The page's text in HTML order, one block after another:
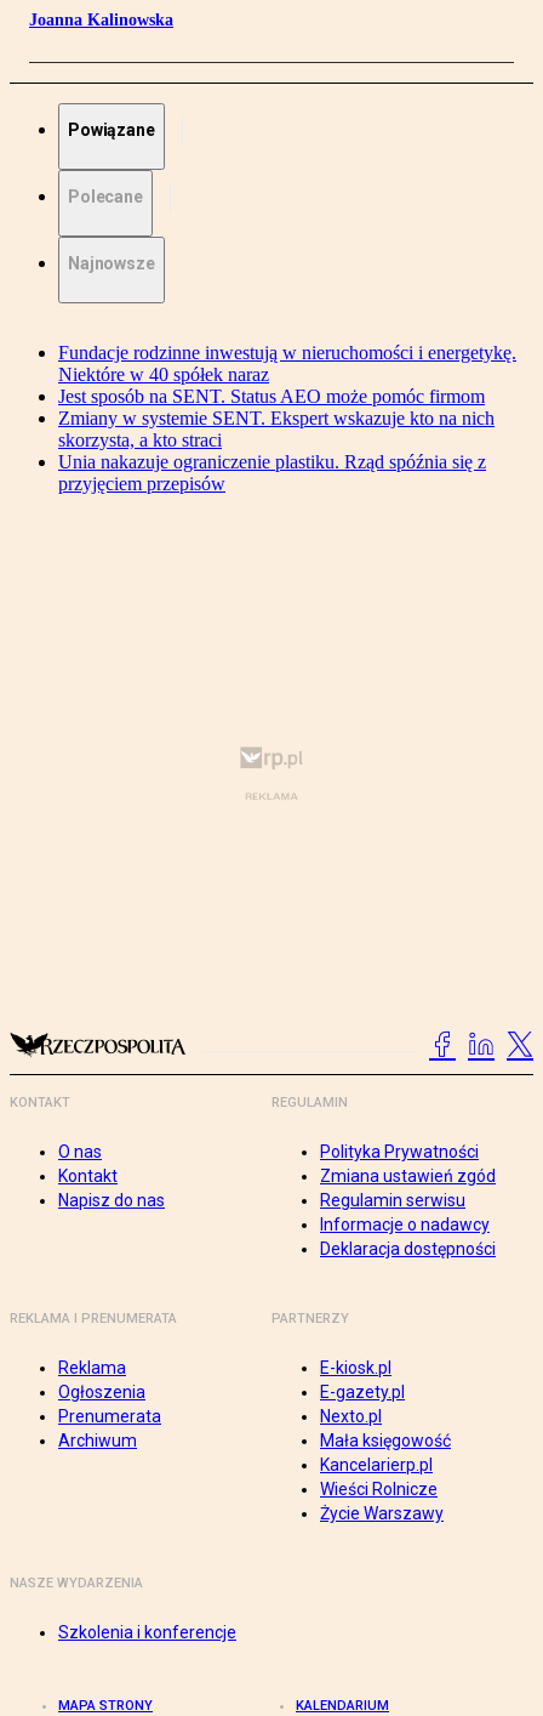
Joanna Kalinowska
Powiązane
Polecane
Najnowsze
Fundacje rodzinne inwestują w nieruchomości i energetykę.
Niektóre w 40 spółek naraz
Jest sposób na SENT. Status AEO może pomóc firmom
Zmiany w systemie SENT. Ekspert wskazuje kto na nich
skorzysta, a kto straci
Unia nakazuje ograniczenie plastiku. Rząd spóźnia się z
przyjęciem przepisów
KONTAKT
O nas
Kontakt
Napisz do nas
REGULAMIN
Polityka Prywatności
Zmiana ustawień zgód
Regulamin serwisu
Informacje o nadawcy
Deklaracja dostępności
REKLAMA I PRENUMERATA
Reklama
Ogłoszenia
Prenumerata
Archiwum
PARTNERZY
E-kiosk.pl
E-gazety.pl
Nexto.pl
Mała księgowość
Kancelarierp.pl
Wieści Rolnicze
Życie Warszawy
NASZE WYDARZENIA
Szkolenia i konferencje
MAPA STRONY KALENDARIUM